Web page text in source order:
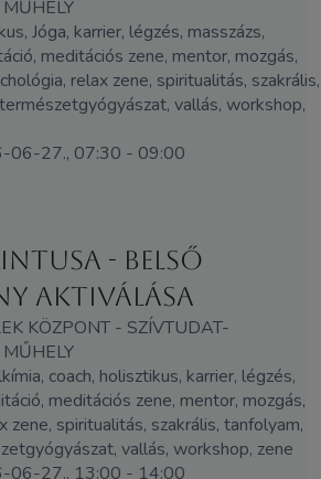
Jóga, karrier, légzés, masszázs,
meditációs zene, mentor, mozgás,
relax zene, spiritualitás, szakrális,
vallás, workshop,
06-27., 07:30 - 09:00
- Belső
aktiválása
KÖZPONT - SZÍVTUDAT-
coach, holisztikus, karrier, légzés,
meditációs zene, mentor, mozgás,
zene, spiritualitás, szakrális, tanfolyam,
vallás, workshop, zene
06-27., 13:00 - 14:00